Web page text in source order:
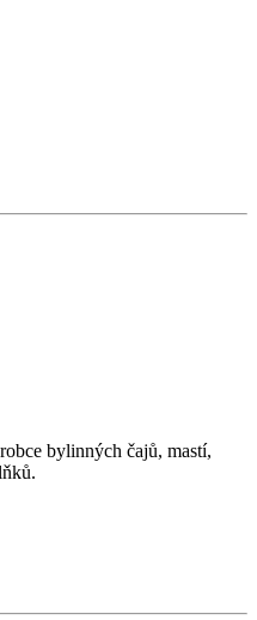
bylinných čajů, mastí,